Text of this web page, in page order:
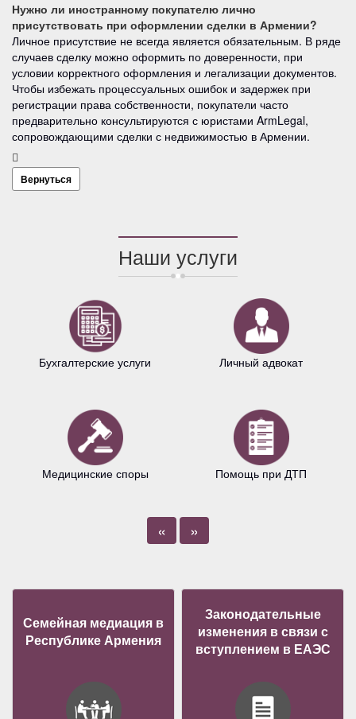
Нужно ли иностранному покупателю лично
присутствовать при оформлении сделки в Армении?
Личное присутствие не всегда является обязательным. В ряде
случаев сделку можно оформить по доверенности, при
условии корректного оформления и легализации документов.
Чтобы избежать процессуальных ошибок и задержек при
регистрации права собственности, покупатели часто
предварительно консультируются с юристами ArmLegal,
сопровождающими сделки с недвижимостью в Армении.
Вернуться
Наши услуги
Бухгалтерские услуги
Медицинские споры
Личный адвокат
Помощь при ДТП
« »
Семейная медиация в
Республике Армения
Законодательные
изменения в связи с
вступлением в ЕАЭС